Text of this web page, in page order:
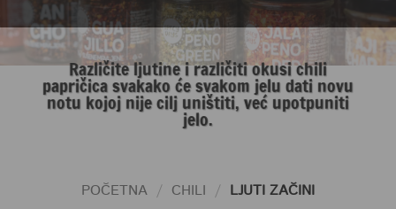
Različite ljutine i različiti okusi chili
papričica svakako će svakom jelu dati novu
notu kojoj nije cilj uništiti, već upotpuniti
jelo.
POČETNA / CHILI / LJUTI ZAČINI